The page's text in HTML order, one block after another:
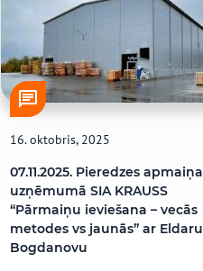
16. oktobris, 2025
07.11.2025. Pieredzes apmaiņa
uzņēmumā SIA KRAUSS
“Pārmaiņu ieviešana – vecās
metodes vs jaunās” ar Eldaru
Bogdanovu